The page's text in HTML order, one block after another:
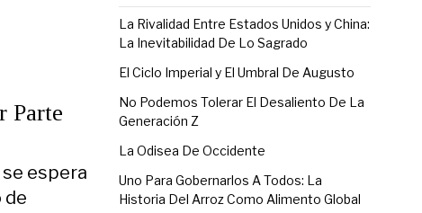
Parte
espera
de
La Rivalidad Entre Estados Unidos y China:
La Inevitabilidad De Lo Sagrado
El Ciclo Imperial y El Umbral De Augusto
No Podemos Tolerar El Desaliento De La
Generación Z
La Odisea De Occidente
Uno Para Gobernarlos A Todos: La
Historia Del Arroz Como Alimento Global